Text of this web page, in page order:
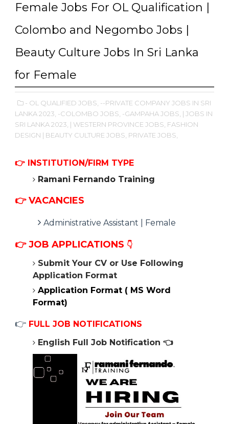
Female Jobs For OL Qualification |
Colombo and Negombo Jobs |
Beauty Culture Jobs In Sri Lanka
for Female
- OL QUALIFIED JOBS, --PRIVATE COMPANY JOBS IN SRI
LANKA 2023, -COLOMBO JOBS, -GAMPAHA JOBS, | JOBS IN
SRI LANKA 2023, | WESTERN PROVINCE JOBS, FASHION
DESIGN | BEAUTY CULTURE JOBS, PRIVATE JOBS,
👉 INSTITUTION/FIRM TYPE
Ramani Fernando Training
👉 VACANCIES
Administrative Assistant | Female
👉JOB APPLICATIONS 👇
Submit Your CV or Use Following
Application Format
Application Format ( MS Word
Format)
👉 FULL JOB NOTIFICATIONS
English Full Job Notification 👈